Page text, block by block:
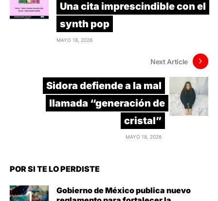
Una cita imprescindible con el
synth pop
MAYO 18, 2026
Next Article
Sidora defiende a la mal
llamada “generación de
cristal”
MAYO 18, 2026
POR SI TE LO PERDISTE
Gobierno de México publica nuevo